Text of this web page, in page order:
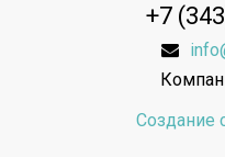
+7
Создание